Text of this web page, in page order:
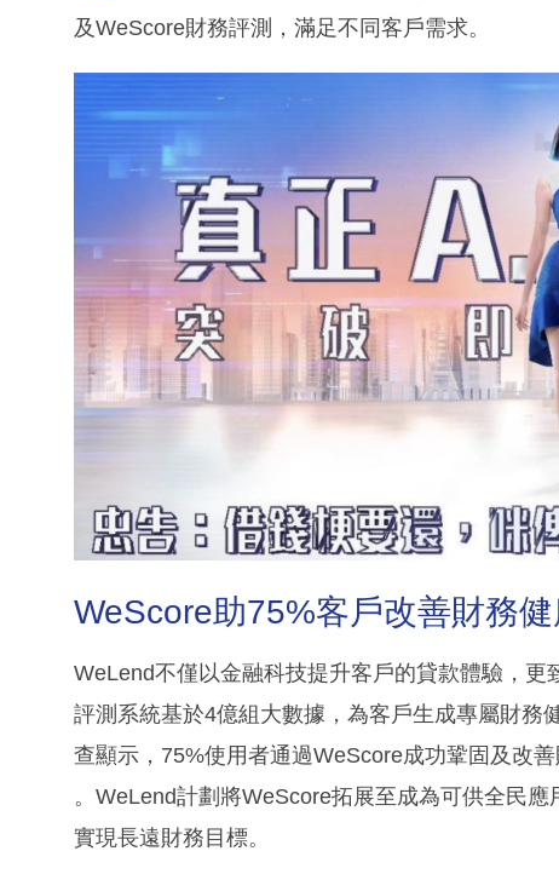
及WeScore財務評測，滿足不同客戶需求。
WeScore助75%客戶改善財務健
WeLend不僅以金融科技提升客戶的貸款體驗，
評測系統基於4億組大數據，為客戶生成專屬財務
查顯示，75%使用者通過WeScore成功鞏固及改
。WeLend計劃將WeScore拓展至成為可供全民
實現長遠財務目標。